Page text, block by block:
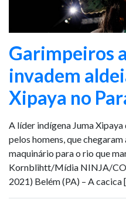
Garimpeiros
invadem
Xipaya no
A líder indígena Juma
pelos homens, que
maquinário para o rio que
Kornblihtt/Mídia NINJA/
2021) Belém (PA) – A